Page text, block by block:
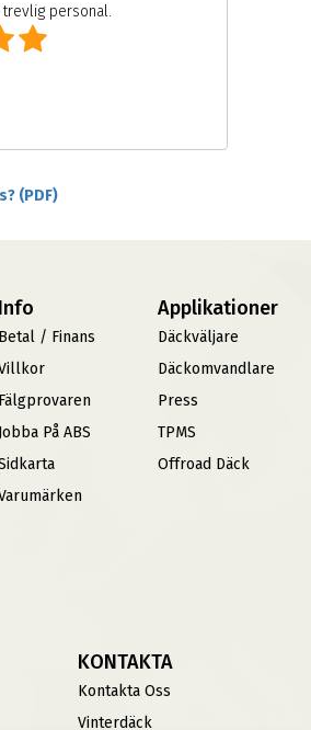
personal.
(PDF)
Info
Betal / Finans
Fälgprovaren
Jobba På ABS
Applikationer
Däckväljare
Däckomvandlare
Press
TPMS
Offroad Däck
KONTAKTA
Kontakta Oss
Vinterdäck